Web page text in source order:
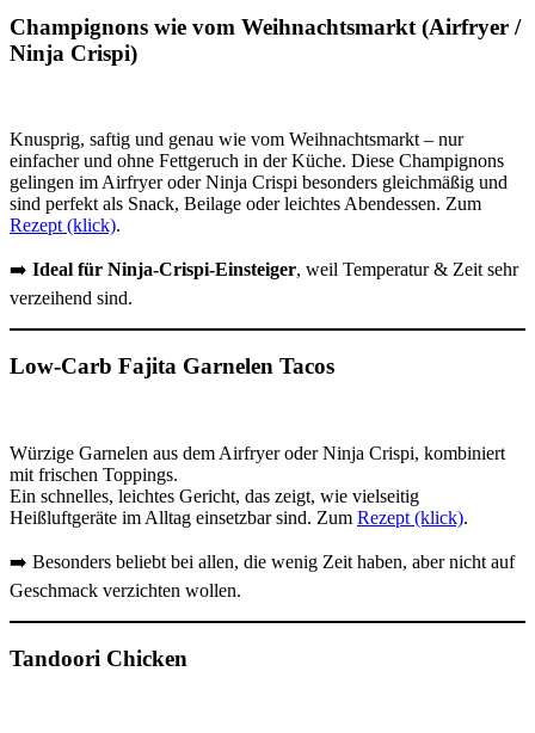
Champignons wie vom Weihnachtsmarkt (Airfryer /
Ninja Crispi)
Knusprig, saftig und genau wie vom Weihnachtsmarkt – nur
einfacher und ohne Fettgeruch in der Küche. Diese Champignons
gelingen im Airfryer oder Ninja Crispi besonders gleichmäßig und
sind perfekt als Snack, Beilage oder leichtes Abendessen. Zum
Rezept (klick).
➡️ Ideal für Ninja-Crispi-Einsteiger, weil Temperatur & Zeit sehr
verzeihend sind.
Low-Carb Fajita Garnelen Tacos
Würzige Garnelen aus dem Airfryer oder Ninja Crispi, kombiniert
mit frischen Toppings.
Ein schnelles, leichtes Gericht, das zeigt, wie vielseitig
Heißluftgeräte im Alltag einsetzbar sind. Zum Rezept (klick).
➡️ Besonders beliebt bei allen, die wenig Zeit haben, aber nicht auf
Geschmack verzichten wollen.
Tandoori Chicken